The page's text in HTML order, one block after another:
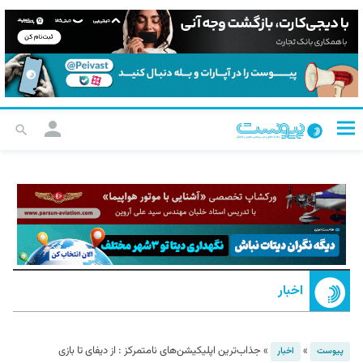
اخبار
پیوست » اخبار » جذاب‌ترین اپلیکیشن‌های نامتمرکز : از دیفای تا بازی